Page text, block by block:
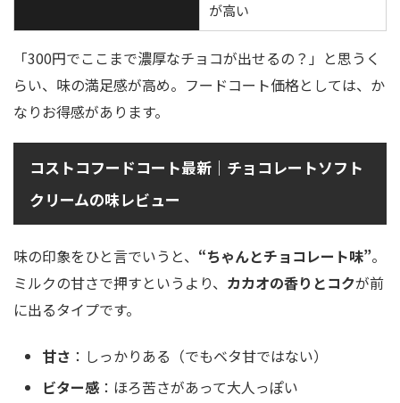
が高い
「300円でここまで濃厚なチョコが出せるの？」と思うく
らい、味の満足感が高め。フードコート価格としては、か
なりお得感があります。
コストコフードコート最新｜チョコレートソフト
クリームの味レビュー
味の印象をひと言でいうと、 “ちゃんとチョコレート味”。
ミルクの甘さで押すというより、 カカオの香りとコクが前
に出るタイプです。
甘さ ：しっかりある（でもベタ甘ではない）
ビター感 ：ほろ苦さがあって大人っぽい